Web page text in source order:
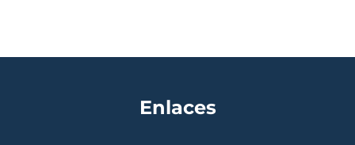
Enlaces